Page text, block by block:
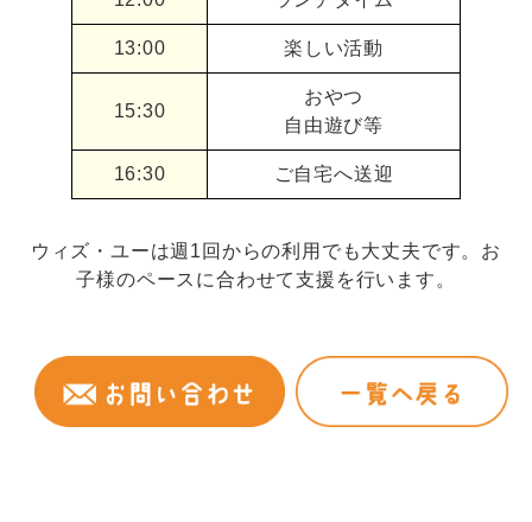
13:00 楽しい活動
15:30
おやつ
自由遊び等
16:30 ご自宅へ送迎
ウィズ・ユーは週1回からの利用でも大丈夫です。お
子様のペースに合わせて支援を行います。